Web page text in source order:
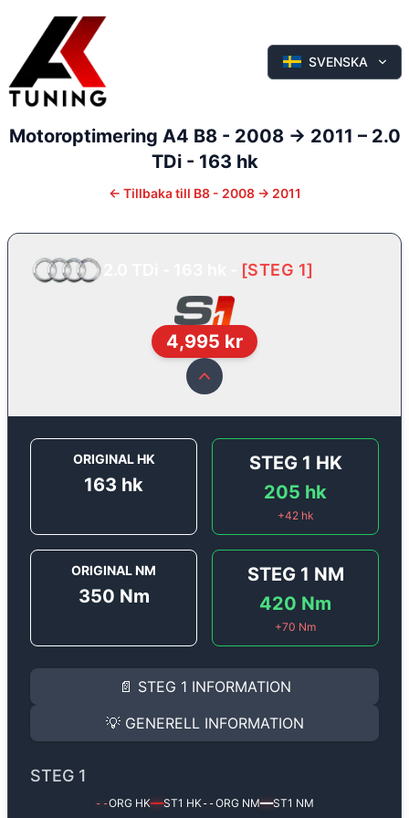
SVENSKA
Motoroptimering A4 B8 - 2008 -> 2011 – 2.0
TDi - 163 hk
← Tillbaka till B8 - 2008 -> 2011
[STEG 1]
4,995 kr
ORIGINAL HK
163 hk
STEG 1 HK
205 hk
+42hk
ORIGINAL NM
350 Nm
STEG 1 NM
420 Nm
+70 Nm
📄 STEG 1 INFORMATION
INFORMATION
Steg 1
Audi A4 2.0 TDi - 163 hk.
Effekten ökar från163 hktill205 hkoch
(+42 hk & +70 Nm).
Ger mer effekt, högre vridmoment, lägre
Steg 1 mjukvara justerar vi ett antal
💡 GENERELL INFORMATION
✅ All mjukvara är skräddarsydd för din bil
✅ Felsökning inann samt efter optimering
STEG 1
--ORG HK━━ST1 HK--ORG NM━━ST1 NM